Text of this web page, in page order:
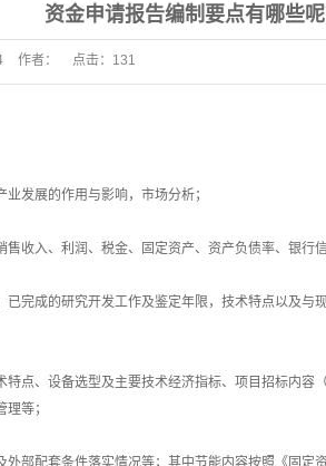
资金申请报告编制要点有哪些呢
作者： 点击： 131
发展的作用与影响，市场分析；
收入、利润、税金、固定资产、资产负债率、银行
完成的研究开发工作及鉴定年限，技术特点以及与
点、设备选型及主要技术经济指标、项目招标内容
等；
部配套条件落实情况等；其中节能内容按照《固定